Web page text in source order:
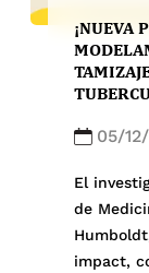
¡NUEVA
05/
El
de
impact,